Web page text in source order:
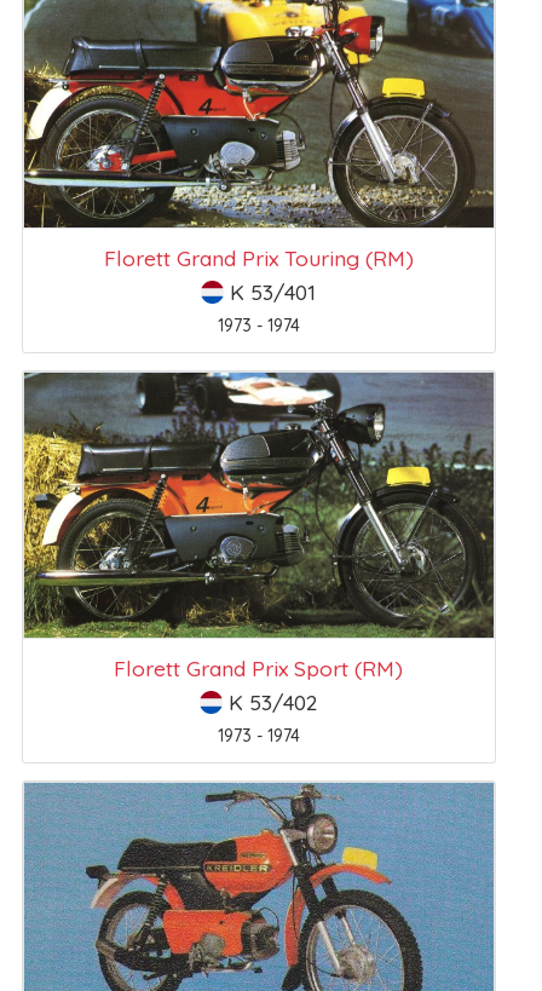
Florett Grand Prix Touring (RM)
K 53/401
1973 - 1974
Florett Grand Prix Sport (RM)
K 53/402
1973 - 1974